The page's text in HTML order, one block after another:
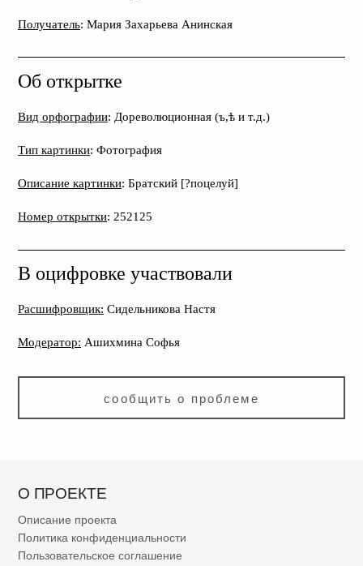
Получатель: Мария Захарьева Анинская
Об открытке
Вид орфографии: Дореволюционная (ъ,ѣ и т.д.)
Тип картинки: Фотография
Описание картинки: Братский [?поцелуй]
Номер открытки: 252125
В оцифровке участвовали
Расшифровщик: Сидельникова Настя
Модератор: Ашихмина Софья
сообщить о проблеме
О ПРОЕКТЕ
Описание проекта
Политика конфиденциальности
Пользовательское соглашение